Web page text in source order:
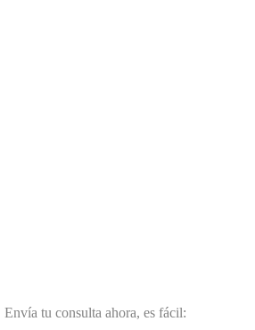
Envía tu consulta ahora, es fácil: